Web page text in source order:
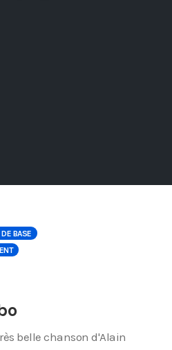
BASE
belle chanson d'Alain